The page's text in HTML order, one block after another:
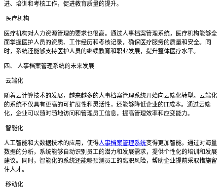
进、培训和考核工作，促进教育质量的提升。
医疗机构
医疗机构对人力资源管理的要求也很高。通过人事档案管理系统，医疗机构能够全
面掌握医护人员的资质、工作经历和考核记录，确保医疗服务的质量和安全。同
时，系统还能够支持医护人员的继续教育和职业发展，提升整体医疗水平。
四、 人事档案管理系统的未来发展
云端化
随着云计算技术的发展，越来越多的人事档案管理系统开始向云端化转型。云端化
的系统不仅具有更高的可扩展性和灵活性，还能够降低企业的IT成本。通过云端
化，企业可以随时随地访问和管理员工信息，提高管理效率和应变能力。
智能化
人工智能和大数据技术的应用，使得人事档案管理系统变得更加智能。通过对海量
数据的分析，系统能够自动识别员工的潜力和发展需求，提供个性化的培训和发展
建议。同时，智能化的系统还能够预测员工的离职风险，帮助企业提前采取措施留
住人才。
移动化